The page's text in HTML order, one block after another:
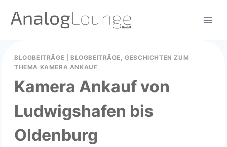
Inhalt
BLOGBEITRÄGE
BLOGBEITRÄGE, GESCHICHTEN ZUM
THEMA KAMERA ANKAUF
Kamera Ankauf von
Ludwigshafen bis
Oldenburg